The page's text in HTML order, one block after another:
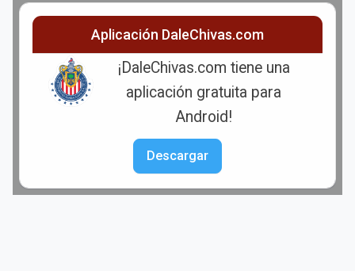
Aplicación DaleChivas.com
¡DaleChivas.com tiene una
aplicación gratuita para
Android!
Descargar